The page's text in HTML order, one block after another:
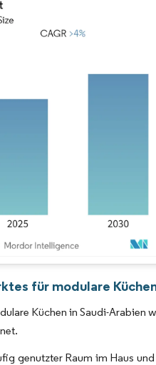
für modulare
Küchen in Saudi-
genutzter Raum im Haus